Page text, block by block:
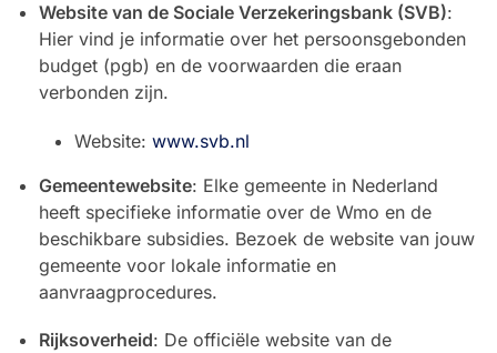
Website van de Sociale Verzekeringsbank (SVB):
Hier vind je informatie over het persoonsgebonden
budget (pgb) en de voorwaarden die eraan
verbonden zijn.
Website: www.svb.nl
Gemeentewebsite: Elke gemeente in Nederland
heeft specifieke informatie over de Wmo en de
beschikbare subsidies. Bezoek de website van jouw
gemeente voor lokale informatie en
aanvraagprocedures.
Rijksoverheid: De officiële website van de